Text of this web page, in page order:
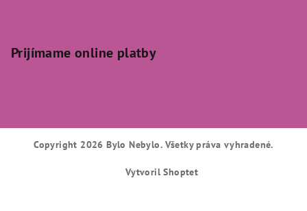
Prijímame online platby
Copyright 2026 Bylo Nebylo. Všetky práva vyhradené.
Vytvoril Shoptet